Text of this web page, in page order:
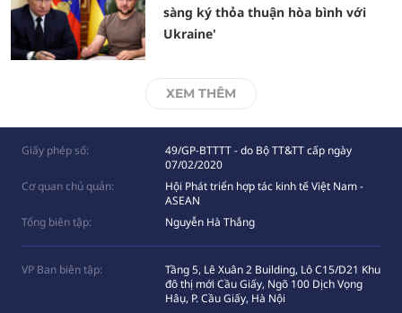
sàng ký thỏa thuận hòa bình với
Ukraine'
XEM THÊM
Giấy phép số:
49/GP-BTTTT - do Bộ TT&TT cấp ngày
07/02/2020
Cơ quan chủ quản:
Hội Phát triển hợp tác kinh tế Việt Nam -
ASEAN
Tổng biên tập:
Nguyễn Hà Thắng
VP Ban biên tập:
Tầng 5, Lê Xuân 2 Building, Lô C15/D21 Khu
đô thị mới Cầu Giấy, Ngõ 100 Dịch Vọng
Hâụ, P. Cầu Giấy, Hà Nội